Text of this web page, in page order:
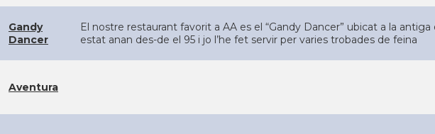
Gandy
Dancer
El nostre restaurant favorit a AA es el “Gandy Dancer” ubicat a la
estat anan des-de el 95 i jo l’he fet servir per varies trobades de feina
Aventura